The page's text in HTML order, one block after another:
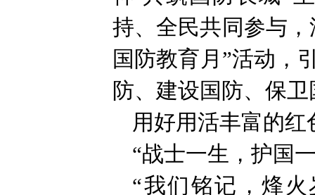
持、全民共同参与
国防教育月”活动，
防、建设国防、保
用好用活丰富的红
“战士一生，护国
“我们铭记，烽